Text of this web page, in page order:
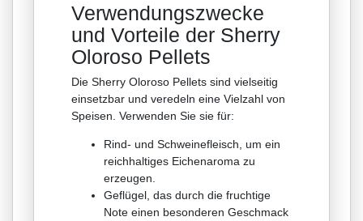
Verwendungszwecke
und Vorteile der Sherry
Oloroso Pellets
Die Sherry Oloroso Pellets sind vielseitig
einsetzbar und veredeln eine Vielzahl von
Speisen. Verwenden Sie sie für:
Rind- und Schweinefleisch, um ein
reichhaltiges Eichenaroma zu
erzeugen.
Geflügel, das durch die fruchtige
Note einen besonderen Geschmack